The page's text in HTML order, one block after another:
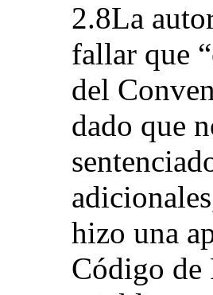
2.8La
fallar que
del
dado que
hizo una
Código de